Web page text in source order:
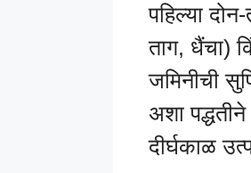
पहिल्या
ताग, धैंचा)
जमिनीची
अशा
दीर्घकाळ